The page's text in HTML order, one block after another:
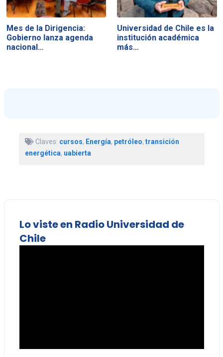
Mes de la Dirigencia:
Gobierno lanza agenda
nacional…
Universidad de Chile es la
institución académica
más…
Claves: cursos, Energía, petróleo, transición
energética, uabierta
Lo viste en Radio Universidad de
Chile